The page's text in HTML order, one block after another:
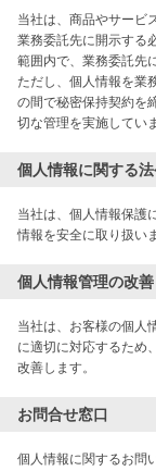
当社は、商品やサービ
業務委託先に開示する
範囲内で、業務委託先
ただし、個人情報を業
の間で秘密保持契約を
切な管理を実施してい
個人情報に関する
当社は、個人情報保護
情報を安全に取り扱い
個人情報管理の改善
当社は、お客様の個人
に適切に対応するため
改善します。
お問合せ窓口
個人情報に関するお問